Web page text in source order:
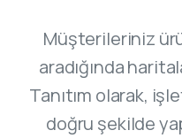
Müşterileriniz
aradığında
Tanıtım olarak,
doğru şekilde